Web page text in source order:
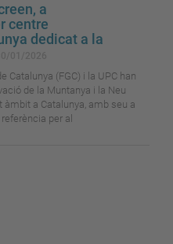
a
centre
dedicat a la
Catalunya (FGC) i la UPC han
de la Muntanya i la Neu
àmbit a Catalunya, amb seu a
per al